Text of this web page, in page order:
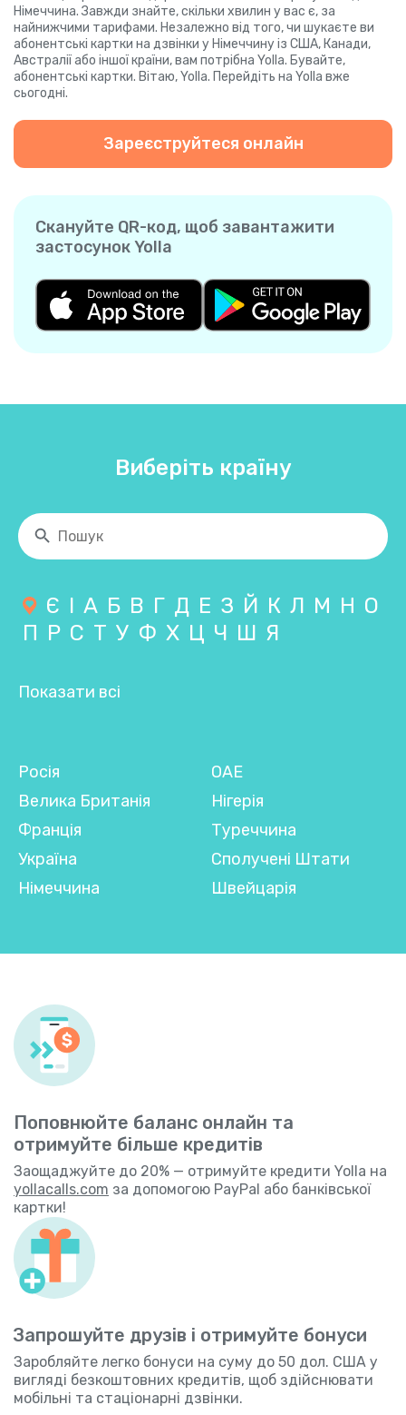
Німеччина. Завжди знайте, скільки хвилин у вас є, за
найнижчими тарифами. Незалежно від того, чи шукаєте ви
абонентські картки на дзвінки у Німеччину із США, Канади,
Австралії або іншої країни, вам потрібна Yolla. Бувайте,
абонентські картки. Вітаю, Yolla. Перейдіть на Yolla вже
сьогодні.
Зареєструйтеся онлайн
Скануйте QR-код, щоб завантажити
застосунок Yolla
Виберіть країну
Є І А Б В Г Д Е З Й К Л М Н О
П Р С Т У Ф Х Ц Ч Ш Я
Показати всі
Росія
Велика Британія
Франція
Україна
Німеччина
ОАЕ
Нігерія
Туреччина
Сполучені Штати
Швейцарія
Поповнюйте баланс онлайн та
отримуйте більше кредитів
Заощаджуйте до 20% — отримуйте кредити Yolla на
yollacalls.com за допомогою PayPal або банківської
картки!
Запрошуйте друзів і отримуйте бонуси
Заробляйте легко бонуси на суму до 50 дол. США у
вигляді безкоштовних кредитів, щоб здійснювати
мобільні та стаціонарні дзвінки.